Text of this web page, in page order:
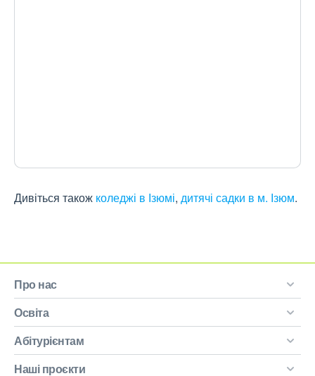
Дивіться також коледжі в Ізюмі, дитячі садки в м. Ізюм.
Про нас
Освіта
Абітурієнтам
Наші проєкти